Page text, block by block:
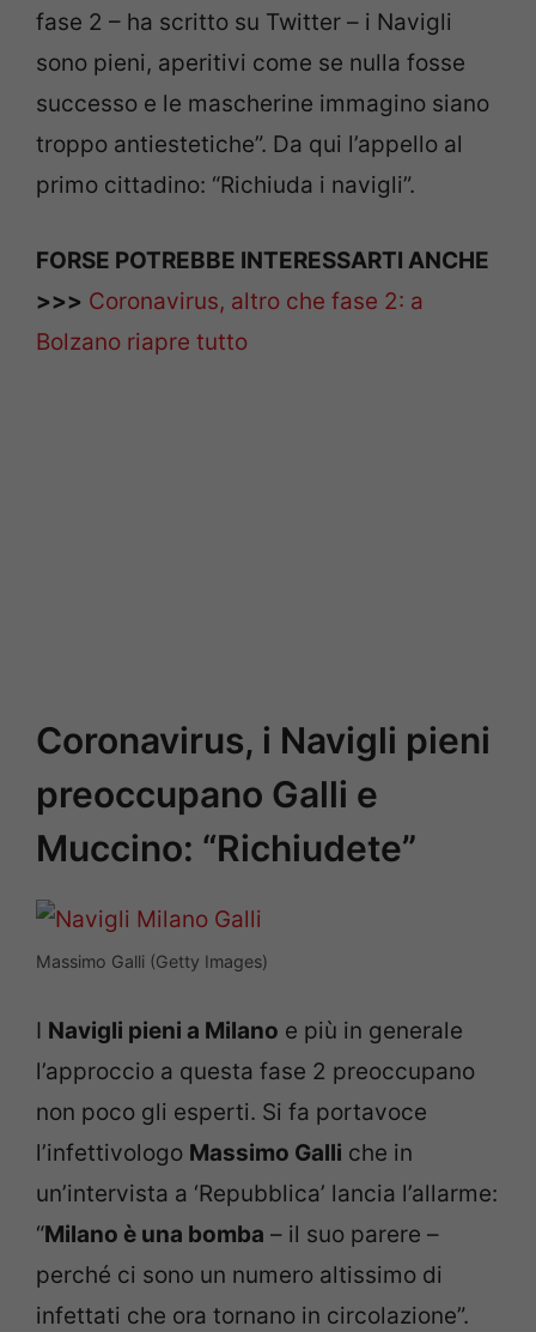
fase 2 – ha scritto su Twitter – i Navigli
sono pieni, aperitivi come se nulla fosse
successo e le mascherine immagino siano
troppo antiestetiche”. Da qui l’appello al
primo cittadino: “Richiuda i navigli”.
FORSE POTREBBE INTERESSARTI ANCHE
>>> Coronavirus, altro che fase 2: a
Bolzano riapre tutto
Coronavirus, i Navigli pieni
preoccupano Galli e
Muccino: “Richiudete”
Massimo Galli (Getty Images)
I Navigli pieni a Milano e più in generale
l’approccio a questa fase 2 preoccupano
non poco gli esperti. Si fa portavoce
l’infettivologo Massimo Galli che in
un’intervista a ‘Repubblica’ lancia l’allarme:
“Milano è una bomba – il suo parere –
perché ci sono un numero altissimo di
infettati che ora tornano in circolazione”.